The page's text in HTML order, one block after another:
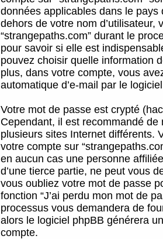
données applicables dans le
dehors de votre nom
“strangepaths.com” durant le
pour savoir si elle est
pouvez choisir quelle information
plus, dans votre compte, vous
automatique d’e-mail par le
Votre mot de passe est crypté
Cependant, il est recommandé
plusieurs sites Internet différents.
votre compte sur
en aucun cas une personne
d’une tierce partie, ne peut vous
vous oubliez votre mot de passe
fonction “J’ai perdu mon mot de
processus vous demandera de
alors le logiciel phpBB générera
compte.